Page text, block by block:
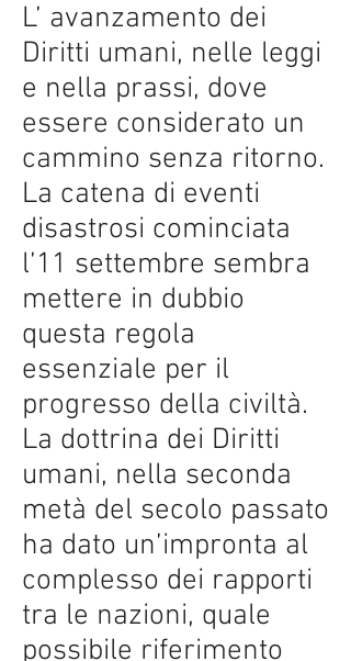
L’ avanzamento dei
Diritti umani, nelle leggi
e nella prassi, dove
essere considerato un
cammino senza ritorno.
La catena di eventi
disastrosi cominciata
l’11 settembre sembra
mettere in dubbio
questa regola
essenziale per il
progresso della civiltà.
La dottrina dei Diritti
umani, nella seconda
metà del secolo passato
ha dato un’impronta al
complesso dei rapporti
tra le nazioni, quale
possibile riferimento